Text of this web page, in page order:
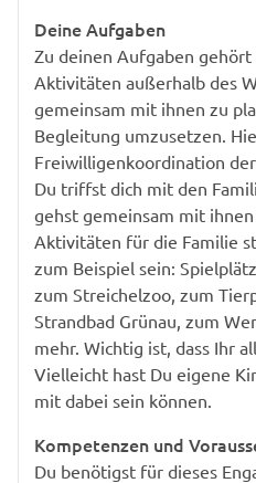
Deine Aufgaben
Zu deinen Aufgaben
Aktivitäten außerhalb des
gemeinsam mit ihnen zu
Begleitung umzusetzen.
Freiwilligenkoordination
Du triffst dich mit den
gehst gemeinsam mit
Aktivitäten für die Familie
zum Beispiel sein:
zum Streichelzoo, zum
Strandbad Grünau, zum
mehr. Wichtig ist, dass Ihr
Vielleicht hast Du eigene
mit dabei sein können.
Kompetenzen und
Du benötigst für dieses